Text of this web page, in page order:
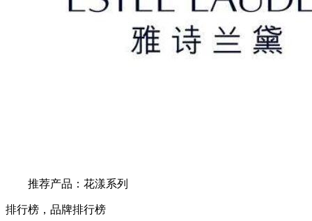
推荐产品：花漾系列
排行榜，品牌排行榜